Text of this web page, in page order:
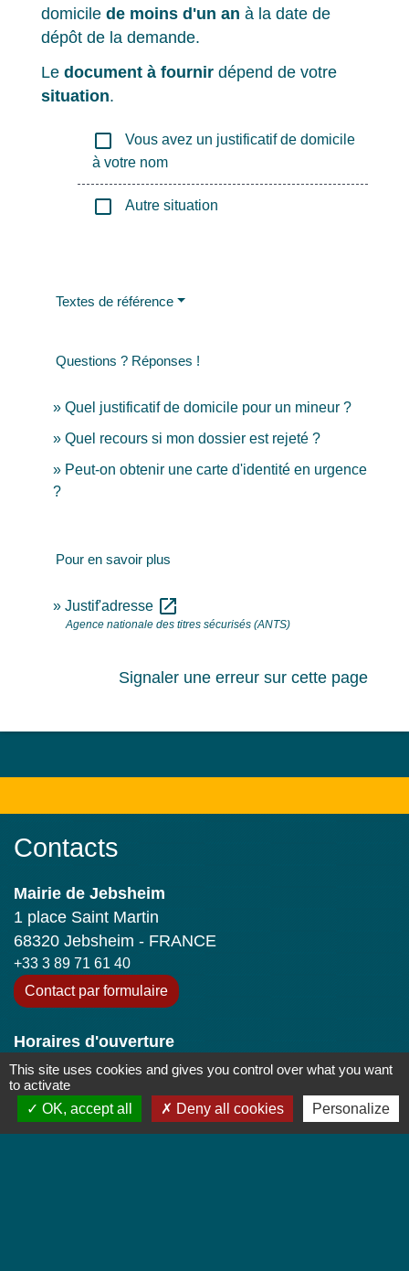
domicile de moins d'un an à la date de
dépôt de la demande.
Le document à fournir dépend de votre
situation.
check_box_outline_blank
Vous avez un justificatif de domicile
à votre nom
check_box_outline_blank Autre situation
Textes de référence
Questions ? Réponses !
Quel justificatif de domicile pour un mineur ?
Quel recours si mon dossier est rejeté ?
Peut-on obtenir une carte d'identité en urgence
?
Pour en savoir plus
Justif'adresse open_in_new
Agence nationale des titres sécurisés (ANTS)
Signaler une erreur sur cette page
Contacts
Mairie de Jebsheim
1 place Saint Martin
68320 Jebsheim - FRANCE
+33 3 89 71 61 40
Contact par formulaire
Horaires d'ouverture
Lundi : 8h à 12h
Mardi : 8h à 12h et 13h30 à 19h
Mercredi : 8h à 12h
Jeudi : 8h à 12h et 17h à 19h
This site uses cookies and gives you control over what you want
to activate
OK, accept all
Deny all cookies Personalize